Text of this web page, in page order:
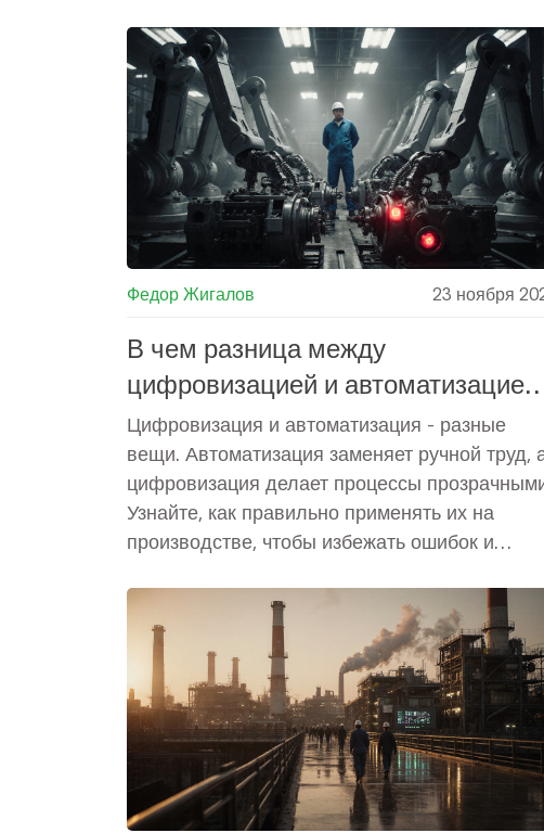
Федор Жигалов 23 ноября
В чем разница между
цифровизацией и автоматизацией
в производстве
Цифровизация и автоматизация - разные
вещи. Автоматизация заменяет ручной труд,
цифровизация делает процессы
Узнайте, как правильно применять их на
производстве, чтобы избежать ошибок и